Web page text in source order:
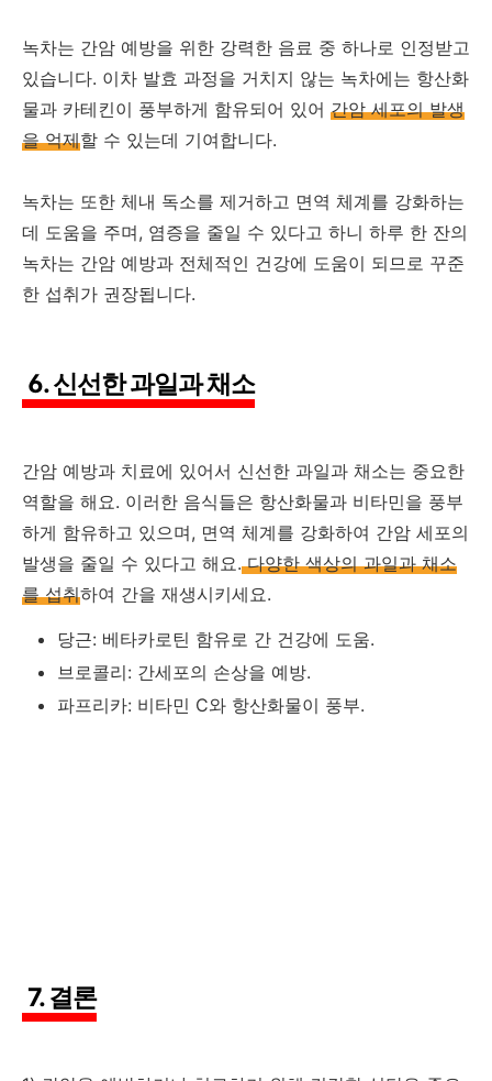
녹차는 간암 예방을 위한 강력한 음료 중 하나로 인정받고
있습니다. 이차 발효 과정을 거치지 않는 녹차에는 항산화
물과 카테킨이 풍부하게 함유되어 있어 간암 세포의 발생
을 억제할 수 있는데 기여합니다.
녹차는 또한 체내 독소를 제거하고 면역 체계를 강화하는
데 도움을 주며, 염증을 줄일 수 있다고 하니 하루 한 잔의
녹차는 간암 예방과 전체적인 건강에 도움이 되므로 꾸준
한 섭취가 권장됩니다.
6. 신선한 과일과 채소
간암 예방과 치료에 있어서 신선한 과일과 채소는 중요한
역할을 해요. 이러한 음식들은 항산화물과 비타민을 풍부
하게 함유하고 있으며, 면역 체계를 강화하여 간암 세포의
발생을 줄일 수 있다고 해요.다양한 색상의 과일과 채소
를 섭취하여 간을 재생시키세요.
당근: 베타카로틴 함유로 간 건강에 도움.
브로콜리: 간세포의 손상을 예방.
파프리카: 비타민 C와 항산화물이 풍부.
7. 결론